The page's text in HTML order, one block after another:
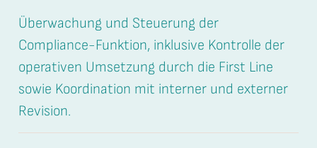
Überwachung und Steuerung der
Compliance-Funktion, inklusive Kontrolle der
operativen Umsetzung durch die First Line
sowie Koordination mit interner und externer
Revision.